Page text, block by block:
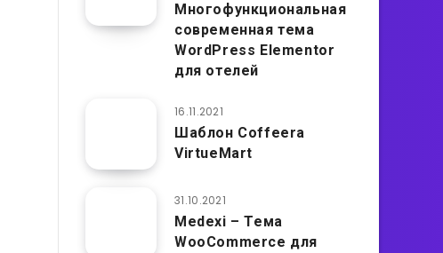
Многофункциональная
современная тема
WordPress Elementor
для отелей
16.11.2021
Шаблон Coffeera
VirtueMart
31.10.2021
Medexi – Тема
WooCommerce для